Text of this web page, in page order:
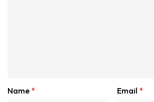
Name * Email *